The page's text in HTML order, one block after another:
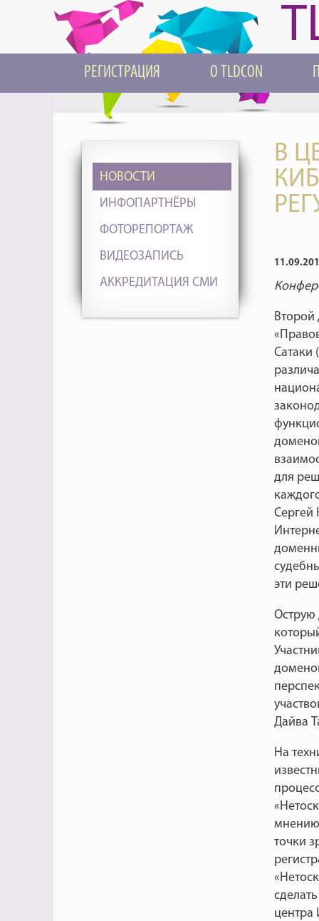
РЕГИСТРАЦИЯ О TLDCON
НОВОСТИ
ИНФОПАРТНЁРЫ
ФОТОРЕПОРТАЖ
ВИДЕОЗАПИСЬ
АККРЕДИТАЦИЯ СМИ
В
Второй
Сатаки
для
Сергей
эти
Острую
Дайва
На
мнению
точки
центра